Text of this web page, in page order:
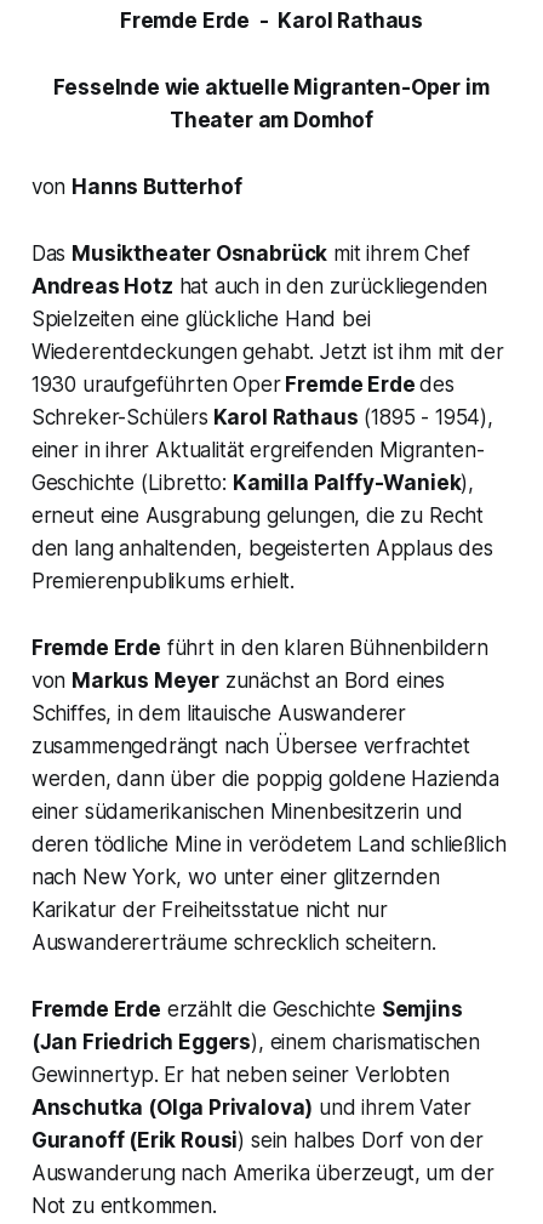
Fremde Erde - Karol Rathaus
Fesselnde wie aktuelle Migranten-Oper im
Theater am Domhof
von Hanns Butterhof
Das Musiktheater Osnabrück mit ihrem Chef
Andreas Hotz hat auch in den zurückliegenden
Spielzeiten eine glückliche Hand bei
Wiederentdeckungen gehabt. Jetzt ist ihm mit der
1930 uraufgeführten OperFremde Erde des
Schreker-Schülers Karol Rathaus (1895 - 1954),
einer in ihrer Aktualität ergreifenden Migranten-
Geschichte (Libretto: Kamilla Palffy-Waniek),
erneut eine Ausgrabung gelungen, die zu Recht
den lang anhaltenden, begeisterten Applaus des
Premierenpublikums erhielt.
Fremde Erde führt in den klaren Bühnenbildern
von Markus Meyer zunächst an Bord eines
Schiffes, in dem litauische Auswanderer
zusammengedrängt nach Übersee verfrachtet
werden, dann über die poppig goldene Hazienda
einer südamerikanischen Minenbesitzerin und
deren tödliche Mine in verödetem Land schließlich
nach New York, wo unter einer glitzernden
Karikatur der Freiheitsstatue nicht nur
Auswandererträume schrecklich scheitern.
Fremde Erde erzählt die Geschichte Semjins
(Jan Friedrich Eggers), einem charismatischen
Gewinnertyp. Er hat neben seiner Verlobten
Anschutka (Olga Privalova) und ihrem Vater
Guranoff(Erik Rousi) sein halbes Dorf von der
Auswanderung nach Amerika überzeugt, um der
Not zu entkommen.